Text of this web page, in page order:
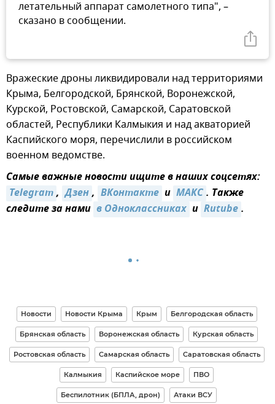
летательный аппарат самолетного типа", –
сказано в сообщении.
Вражеские дроны ликвидировали над территориями
Крыма, Белгородской, Брянской, Воронежской,
Курской, Ростовской, Самарской, Саратовской
областей, Республики Калмыкия и над акваторией
Каспийского моря, перечислили в российском
военном ведомстве.
Самые важные новости ищите в наших соцсетях:
Telegram, Дзен, ВКонтакте и МАКС. Также
следите за нами в Одноклассниках и Rutube.
Новости Новости Крыма Крым Белгородская область
Брянская область Воронежская область Курская область
Ростовская область Самарская область Саратовская область
Калмыкия Каспийское море ПВО
Беспилотник (БПЛА, дрон) Атаки ВСУ